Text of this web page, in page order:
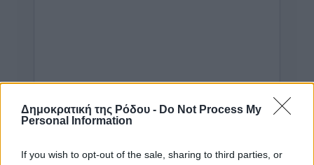
Δημοκρατική της Ρόδου - Do Not Process My
Personal Information
If you wish to opt-out of the sale, sharing to third parties, or